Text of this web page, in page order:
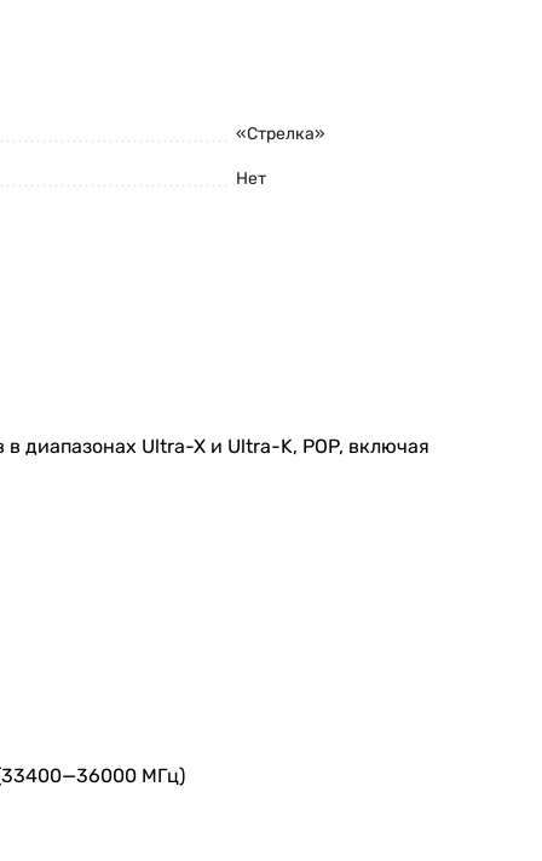
«Стрелка»
Нет
диапазонах Ultra-X и Ultra-K, POP, включая
МГц)